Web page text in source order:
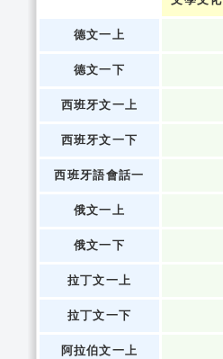
德文一上
德文一下
西班牙文一上
西班牙文一下
西班牙語會話一
俄文一上
俄文一下
拉丁文一上
拉丁文一下
阿拉伯文一上